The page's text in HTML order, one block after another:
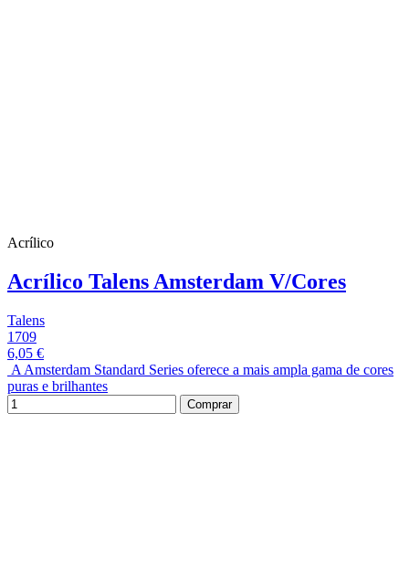
Acrílico
Acrílico Talens Amsterdam V/Cores
Talens
1709
6,05 €
A Amsterdam Standard Series oferece a mais ampla gama de cores
puras e brilhantes
Comprar